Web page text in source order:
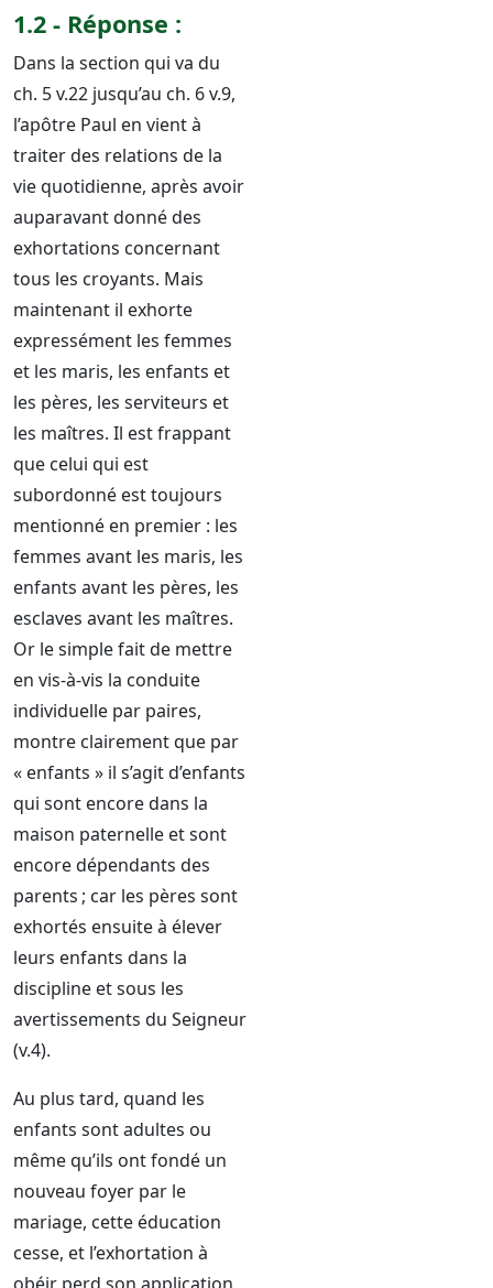
1.2 - Réponse :
Dans la section qui va du
ch. 5 v.22 jusqu’au ch. 6 v.9,
l’apôtre Paul en vient à
traiter des relations de la
vie quotidienne, après avoir
auparavant donné des
exhortations concernant
tous les croyants. Mais
maintenant il exhorte
expressément les femmes
et les maris, les enfants et
les pères, les serviteurs et
les maîtres. Il est frappant
que celui qui est
subordonné est toujours
mentionné en premier : les
femmes avant les maris, les
enfants avant les pères, les
esclaves avant les maîtres.
Or le simple fait de mettre
en vis-à-vis la conduite
individuelle par paires,
montre clairement que par
« enfants » il s’agit d’enfants
qui sont encore dans la
maison paternelle et sont
encore dépendants des
parents ; car les pères sont
exhortés ensuite à élever
leurs enfants dans la
discipline et sous les
avertissements du Seigneur
(v.4).
Au plus tard, quand les
enfants sont adultes ou
même qu’ils ont fondé un
nouveau foyer par le
mariage, cette éducation
cesse, et l’exhortation à